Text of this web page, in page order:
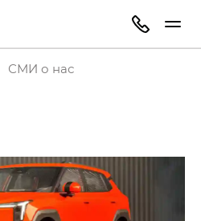
СМИ о нас